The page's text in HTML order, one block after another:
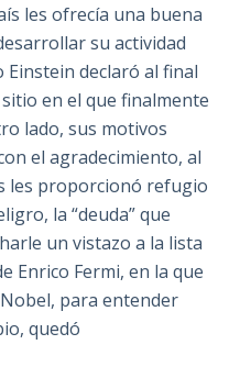
les ofrecía una buena
su actividad
declaró al final
en el que finalmente
lado, sus motivos
el agradecimiento, al
les proporcionó refugio
la “deuda” que
un vistazo a la lista
Enrico Fermi, en la que
para entender
quedó